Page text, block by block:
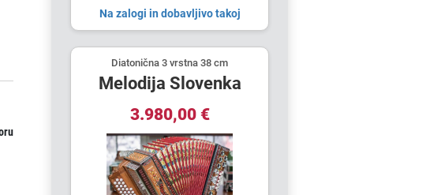
Na zalogi in dobavljivo takoj
Diatonična 3 vrstna 38 cm
Melodija Slovenka
3.980,00 €